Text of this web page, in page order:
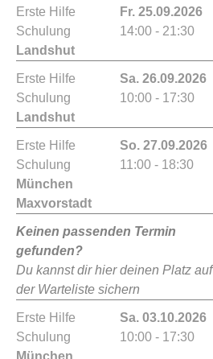
Erste Hilfe
Schulung
Landshut
Fr. 25.09.2026
14:00 - 21:30
Erste Hilfe
Schulung
Landshut
Sa. 26.09.2026
10:00 - 17:30
Erste Hilfe
Schulung
München
Maxvorstadt
So. 27.09.2026
11:00 - 18:30
Keinen passenden Termin
gefunden?
Du kannst dir hier deinen Platz auf
der Warteliste sichern
Erste Hilfe
Schulung
München
Sa. 03.10.2026
10:00 - 17:30